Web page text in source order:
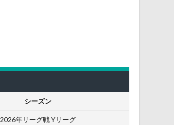
シーズン
2026年リーグ戦 Yリーグ